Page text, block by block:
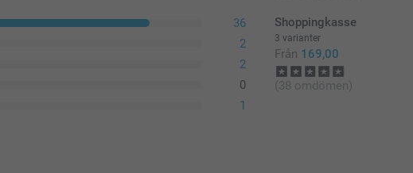
36
2
2
0
1
Shoppingkasse
3 varianter
Från 169,00
(38 omdömen)